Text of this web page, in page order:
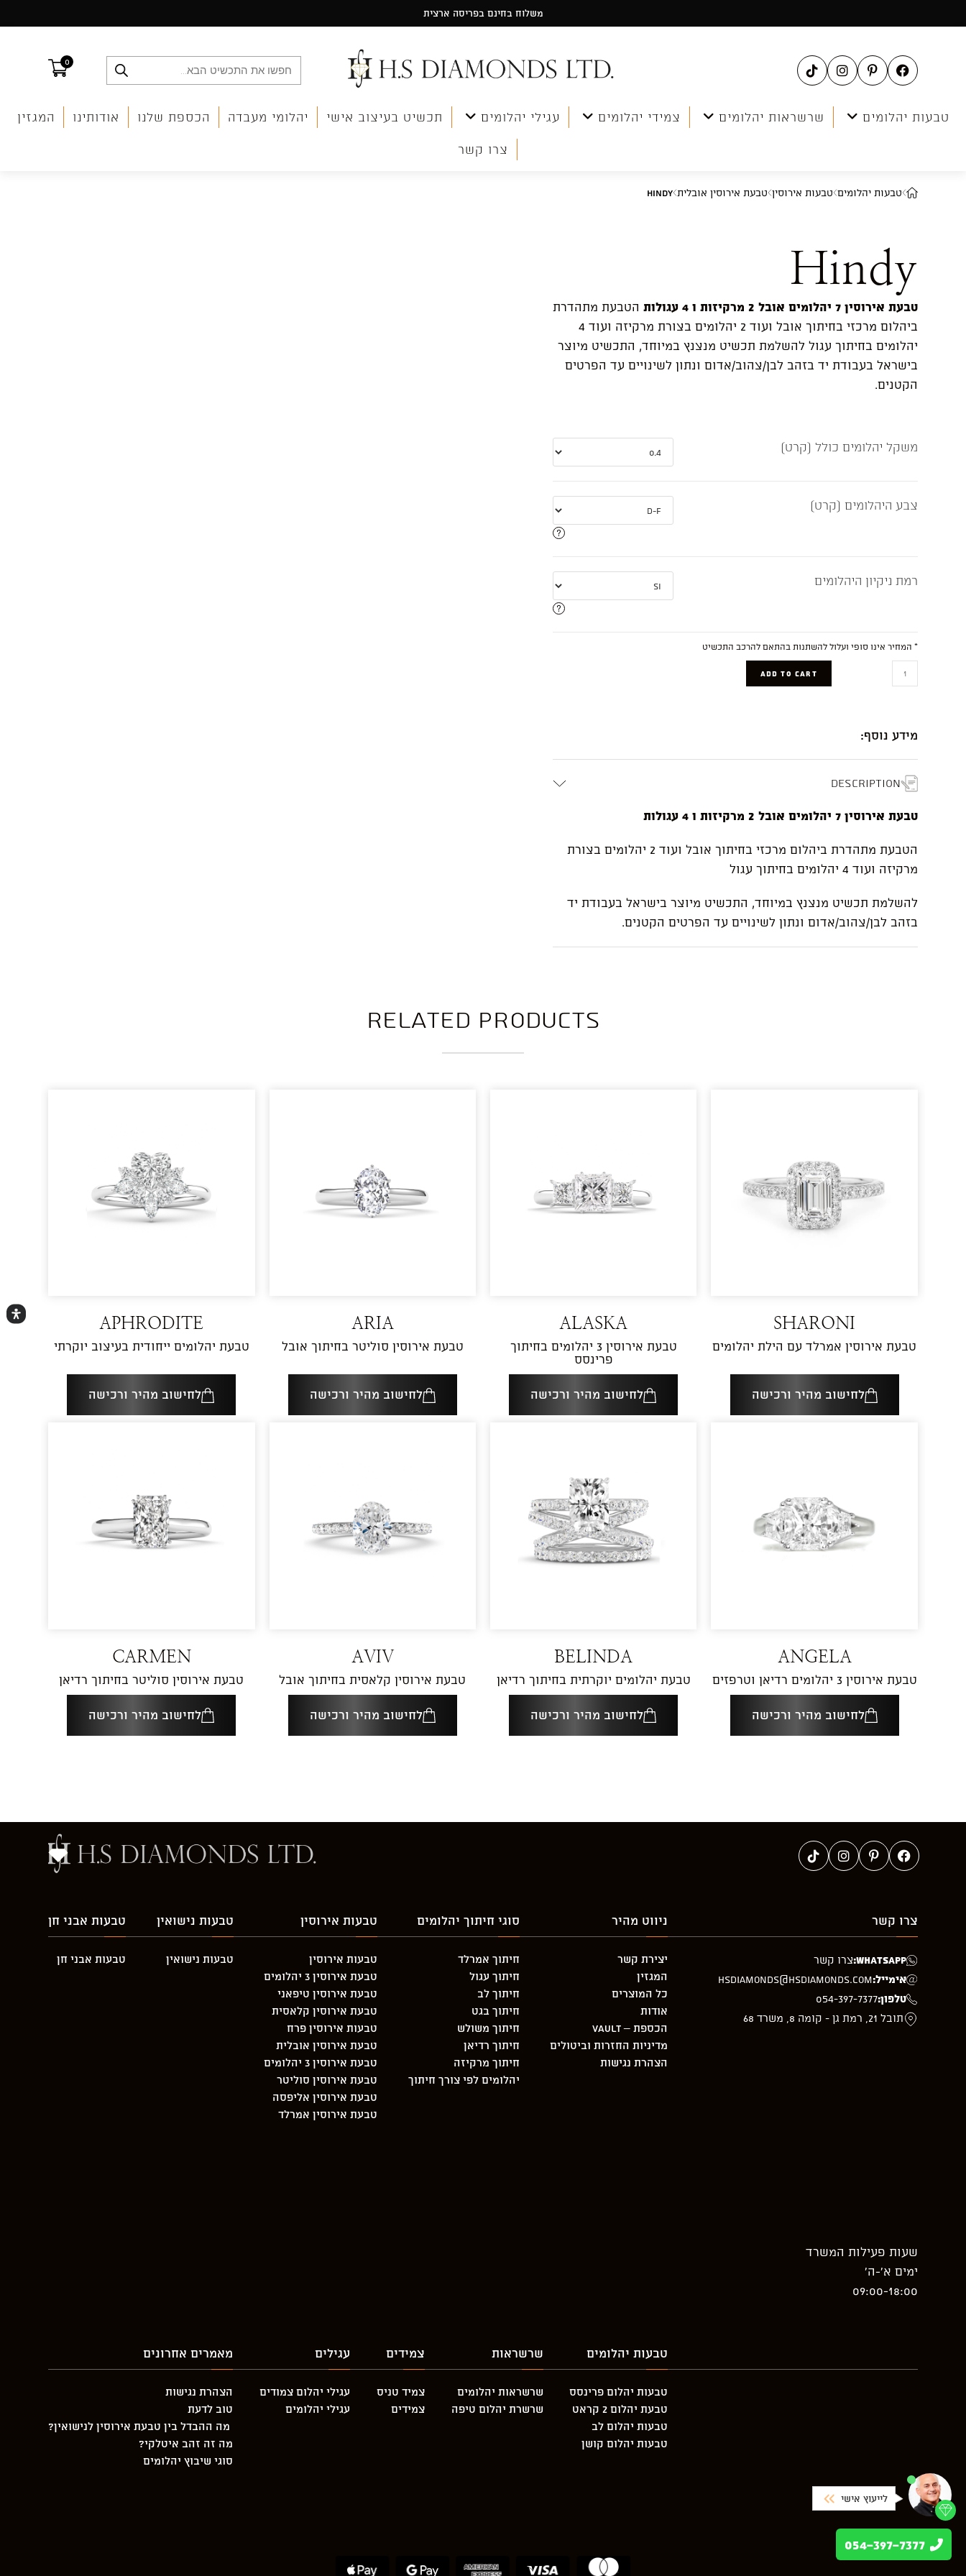
משלוח בחינם בפריסה ארצית
0
טבעות יהלומים שרשראות יהלומים צמידי יהלומים עגילי יהלומים תכשיט בעיצוב אישי יהלומי מעבדה הכספת שלנו אודותינו המגזין
צרו קשר
טבעות יהלומים טבעות אירוסין טבעת אירוסין אובלית Hindy
Hindy
טבעת אירוסין 7 יהלומים אובל 2 מרקיזות ו 4 עגולות
הטבעת מתהדרת
ביהלום מרכזי בחיתוך אובל ועוד 2 יהלומים בצורת מרקיזה ועוד 4
יהלומים בחיתוך עגול להשלמת תכשיט מנצנץ במיוחד, התכשיט מיוצר
בישראל בעבודת יד בזהב לבן/צהוב/אדום ונתון לשינויים עד הפרטים
הקטנים.
משקל יהלומים כולל (קרט)
צבע היהלומים (קרט)
רמת ניקיון היהלומים
* המחיר אינו סופי ועלול להשתנות בהתאם להרכב התכשיט
ADD TO CART
מידע נוסף:
Description
טבעת אירוסין 7 יהלומים אובל 2 מרקיזות ו 4 עגולות
הטבעת מתהדרת ביהלום מרכזי בחיתוך אובל ועוד 2 יהלומים בצורת
מרקיזה ועוד 4 יהלומים בחיתוך עגול
להשלמת תכשיט מנצנץ במיוחד, התכשיט מיוצר בישראל בעבודת יד
בזהב לבן/צהוב/אדום ונתון לשינויים עד הפרטים הקטנים.
Related products
SHARONI
טבעת אירוסין אמרלד עם הילת יהלומים
לחישוב מהיר ורכישה
ALASKA
טבעת אירוסין 3 יהלומים בחיתוך
פרינסס
לחישוב מהיר ורכישה
ARIA
טבעת אירוסין סוליטר בחיתוך אובל
לחישוב מהיר ורכישה
APHRODITE
טבעת יהלומים ייחודית בעיצוב יוקרתי
לחישוב מהיר ורכישה
ANGELA
טבעת אירוסין 3 יהלומים רדיאן וטרפזים
לחישוב מהיר ורכישה
BELINDA
טבעת יהלומים יוקרתית בחיתוך רדיאן
לחישוב מהיר ורכישה
AVIV
טבעת אירוסין קלאסית בחיתוך אובל
לחישוב מהיר ורכישה
CARMEN
טבעת אירוסין סוליטר בחיתוך רדיאן
לחישוב מהיר ורכישה
צרו קשר
WhatsApp: צרו קשר
אימייל:hsdiamonds@hsdiamonds.com
טלפון:054-397-7377
תובל 21, רמת גן - קומה 8, משרד 68
שעות פעילות המשרד
ימים א’-ה’
09:00-18:00
ניווט מהיר
יצירת קשר
המגזין
כל המוצרים
אודות
הכספת – Vault
מדיניות החזרות וביטולים
הצהרת נגישות
סוגי חיתוך יהלומים
חיתוך אמרלד
חיתוך עגול
חיתוך לב
חיתוך בגט
חיתוך משולש
חיתוך רדיאן
חיתוך מרקיזה
יהלומים לפי צורך חיתוך
טבעות אירוסין
טבעות אירוסין
טבעת אירוסין 3 יהלומים
טבעת אירוסין טיפאני
טבעת אירוסין קלאסית
טבעות אירוסין פרח
טבעת אירוסין אובלית
טבעת אירוסין 3 יהלומים
טבעת אירוסין סוליטר
טבעת אירוסין אליפסה
טבעת אירוסין אמרלד
טבעות נישואין
טבעות נישואין
טבעות אבני חן
טבעות אבני חן
טבעות יהלומים
טבעות יהלום פרינסס
טבעת יהלום 2 קראט
טבעות יהלום לב
טבעות יהלום קושן
שרשראות
שרשראות יהלומים
שרשרת יהלום טיפה
צמידים
צמיד טניס
צמידים
עגילים
עגילי יהלום צמודים
עגילי יהלומים
מאמרים אחרונים
הצהרת נגישות
טוב לדעת
מה ההבדל בין טבעת אירוסין לנישואין?
מה זה זהב איטלקי?
סוגי שיבוץ יהלומים
לייעוץ אישי
054-397-7377